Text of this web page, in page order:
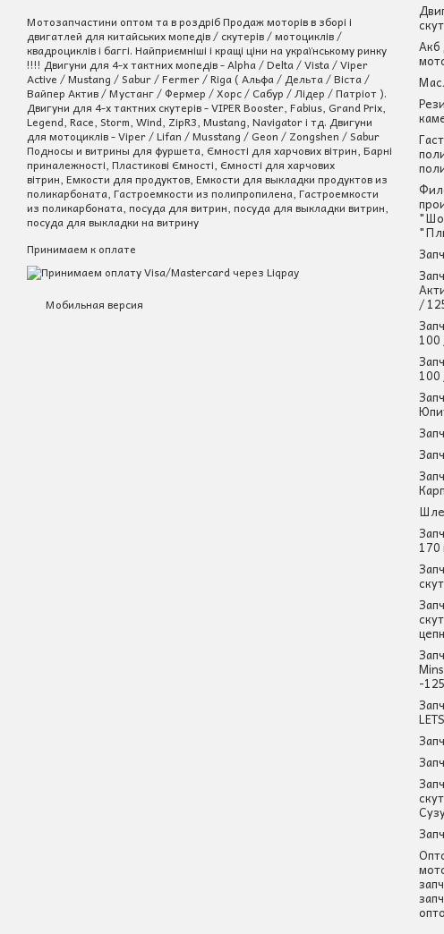
Мотозапчастини оптом та в роздріб Продаж моторів в зборі і
двигатлей для китайських мопедів / скутерів / мотоциклів /
квадроциклів і баггі. Найприємніші і кращі ціни на українському ринку
!!!! Двигуни для 4-х тактних мопедів - Alpha / Delta / Vista / Viper
Active / Mustang / Sabur / Fermer / Riga ( Альфа / Дельта / Віста /
Вайпер Актив / Мустанг / Фермер / Хорс / Сабур / Лідер / Патріот ).
Двигуни для 4-х тактних скутерів - VIPER Booster, Fabius, Grand Prix,
Legend, Race, Storm, Wind, ZipR3, Mustang, Navigator і тд. Двигуни
для мотоциклів - Viper / Lifan / Musstang / Geon / Zongshen / Sabur
Подносы и витрины для фуршета, Ємності для харчових вітрин, Барні
приналежності, Пластикові Ємності, Ємності для харчових
вітрин, Емкости для продуктов, Емкости для выкладки продуктов из
поликарбоната, Гастроемкости из полипропилена, Гастроемкости
из поликарбоната, посуда для витрин, посуда для выкладки витрин,
посуда для выкладки на витрину
Принимаем к оплате
Мобильная версия
Акб
/
100
170
-